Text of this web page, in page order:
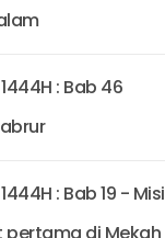
: Bab 46
: Bab 19 - Misi